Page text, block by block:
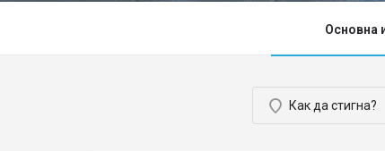
Основна
Как да стигна?